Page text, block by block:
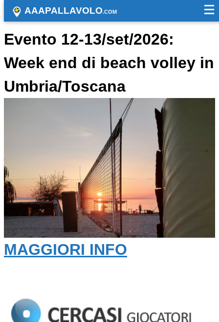
AAAPALLAVOLO.COM
Evento 12-13/set/2026:
Week end di beach volley in
Umbria/Toscana
MAGGIORI INFO